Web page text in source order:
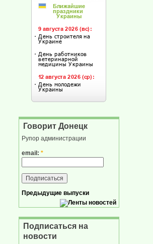
Говорит Донецк
Рупор администрации
email: *
Предыдущие выпуски
Подписаться на
новости